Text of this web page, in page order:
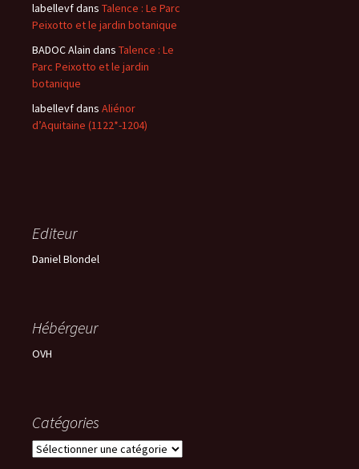
labellevfdans Talence : Le Parc
Peixotto et le jardin botanique
BADOC Alain dans Talence : Le
Parc Peixotto et le jardin
botanique
labellevfdans Aliénor
d’Aquitaine (1122*-1204)
Editeur
Daniel Blondel
Hébérgeur
OVH
Catégories
Catégories